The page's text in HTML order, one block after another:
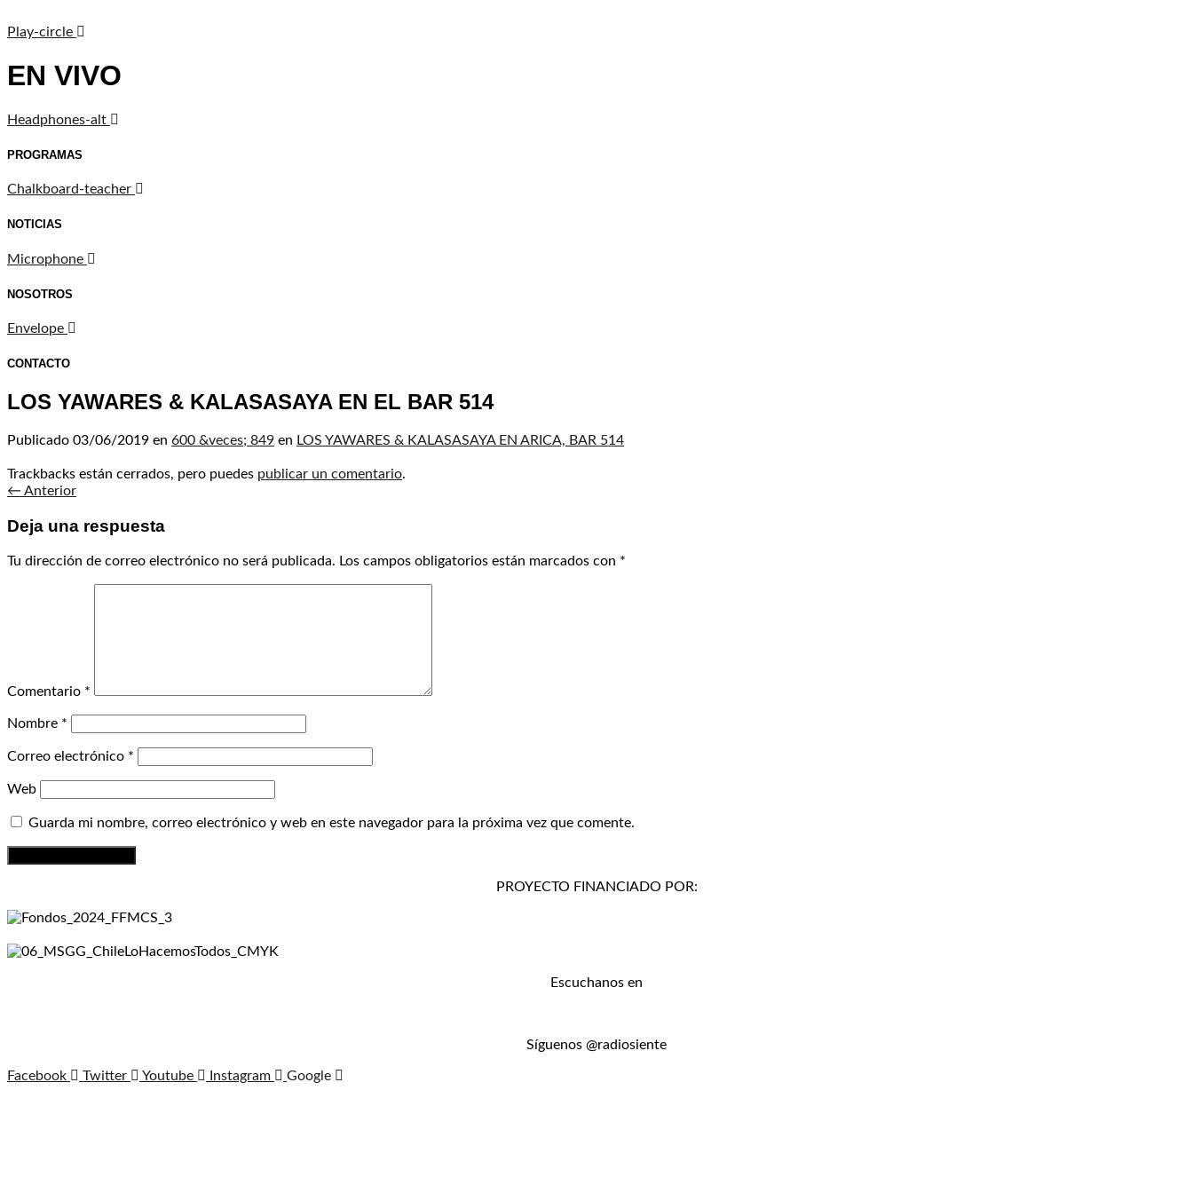
Play-circle
EN VIVO
Headphones-alt
PROGRAMAS
Chalkboard-teacher
NOTICIAS
Microphone
NOSOTROS
Envelope
CONTACTO
LOS YAWARES & KALASASAYA EN EL BAR 514
Publicado 03/06/2019 en 600 &veces; 849 en LOS YAWARES & KALASASAYA EN ARICA, BAR 514
Trackbacks están cerrados, pero puedes publicar un comentario.
← Anterior
Deja una respuesta
Tu dirección de correo electrónico no será publicada. Los campos obligatorios están marcados con *
Comentario *
Nombre *
Correo electrónico *
Web
Guarda mi nombre, correo electrónico y web en este navegador para la próxima vez que comente.
PROYECTO FINANCIADO POR:
Escuchanos en
Síguenos @radiosiente
Facebook Twitter Youtube Instagram Google